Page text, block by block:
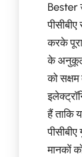
Bester
करके
के अनुकूल
को
हैं ताकि
मानकों